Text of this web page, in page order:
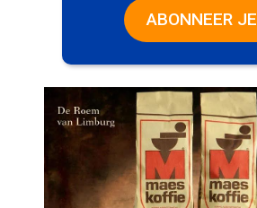
ABONNEER JE